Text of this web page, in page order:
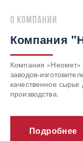
о компании
Компания
Компания «Неомет»
заводов-
качественное сырье
производства.
Подробнее